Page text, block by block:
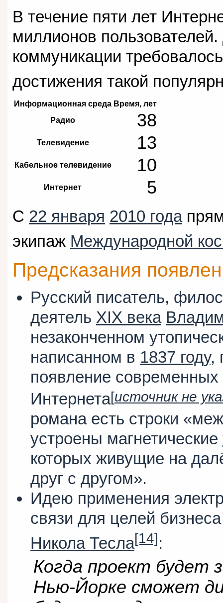
В течение пяти лет
миллионов
коммуникации
достижения такой
Информационная среда Время, лет
Радио
38
Телевидение 13
Кабельное телевидение 10
Интернет 5
С 22 января 2010 года
экипаж Международной
Предсказания
Русский писатель,
деятель XIX века
незаконченном
написанном в 1837 году,
появление современных
Интернета[источник не
романа есть строки
устроены магнетические
которых живущие на
друг с другом».
Идею применения
связи для целей
Никола Тесла[14]:
Когда проект будет
Нью-Йорке сможет